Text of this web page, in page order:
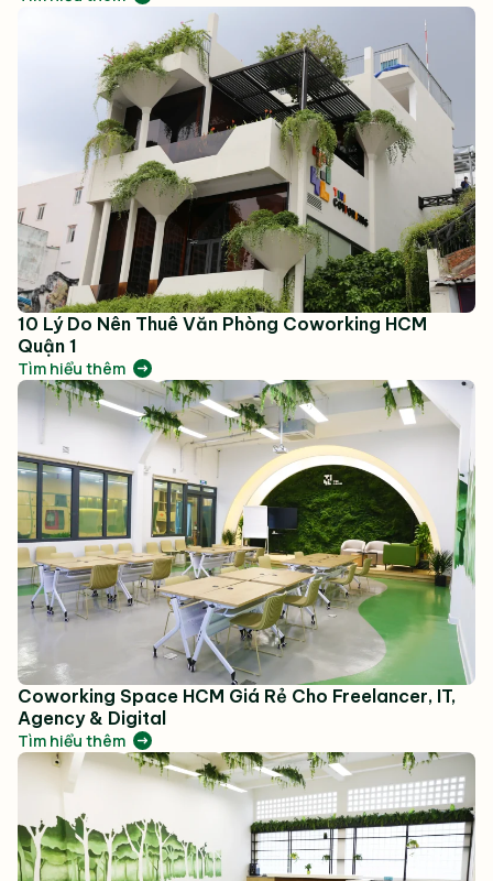
10 Lý Do Nên Thuê Văn Phòng Coworking HCM
Quận 1
Tìm hiểu thêm
Coworking Space HCM Giá Rẻ Cho Freelancer, IT,
Agency & Digital
Tìm hiểu thêm